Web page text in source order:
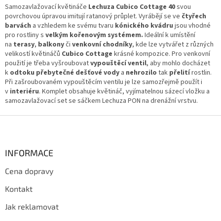
l
á
d
a
c
í
p
r
v
k
y
ý
Samozavlažovací květináče Lechuza Cubico Cottage 40svou
povrchovou úpravou imitují ratanový průplet. Vyrábějí se ve čtyřech
barvách a vzhledem ke svému tvaru kónického kvádru jsou vhodné
pro rostliny s velkým kořenovým systémem. Ideální k umístění
na terasy, balkonyči venkovní chodníky, kde lze vytvářet z různých
velikostí květináčů Cubico Cottage krásné kompozice. Pro venkovní
použití je třeba vyšroubovatvypouštěcí ventil, aby mohlo docházet
k odtoku přebytečné dešťové vody a nehrozilo tak přelitírostlin.
Při zašroubovaném vypouštěcím ventilu je lze samozřejmě použít i
v interiéru. Komplet obsahuje květináč, vyjímatelnou sázecí vložku a
samozavlažovací set se sáčkem Lechuza PON na drenážní vrstvu.
INFORMACE
Cena dopravy
Kontakt
Jak reklamovat